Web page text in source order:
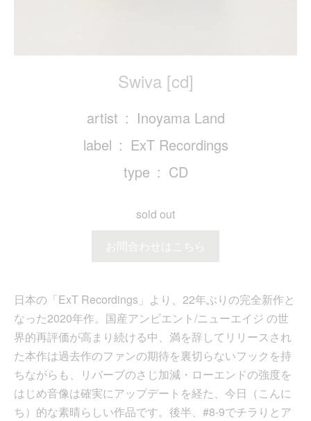
Swiva [cd]
artist
Inoyama Land
label
ExT Recordings
type
CD
sold out
お問合わせはこちら
日本の「ExT Recordings」より、22年ぶりの完全新作と
なった2020年作。国産アンビエント/ニューエイジ の世
界的再評価が高まり続ける中、満を辞してリリースされ
た本作は過去作のファンの期待を裏切らないフックを持
ちながらも、リバーブのさじ加減・ローエンドの強度を
はじめ音像は確実にアップデートを経た、今日（こんに
ち）的な素晴らしい作品です。後半、#8-9でチラりとア